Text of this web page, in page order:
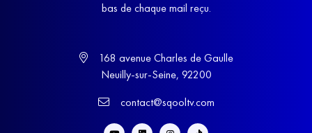
bas de chaque mail reçu.
168 avenue Charles de Gaulle
Neuilly-sur-Seine, 92200
contact@sqooltv.com